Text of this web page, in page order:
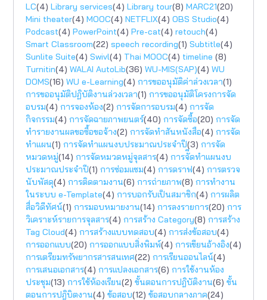
LC(4) Library services(4) Library tour(8) MARC21(20)
Mini theater(4) MOOC(4) NETFLIX(4) OBS Studio(4)
Podcast(4) PowerPoint(4) Pre-cat(4) retouch(4)
Smart Classroom(22) speech recording(1) Subtitle(4)
Sunlite Suite(4) Swivl(4) Thai MOOC(4) timeline (8)
Turnitin(4) WALAI AutoLib(36) WU-MIS(SAP)(4) WU
DOMS(16) WU e-Learning(4) การขออนุมัติค่าล่วงเวลา(1)
การขออนุมัติปฏิบัติงานล่วงเวลา(1) การขออนุมัติโครงการจัด
อบรม(4) การจองห้อง(2) การจัดการอบรม(4) การจัด
กิจกรรม(4) การจัดฉายภาพยนตร์(40) การจัดซื้อ(20) การจัด
ทำรายงานผลขอซื้อขอจ้าง(2) การจัดทำสันหนังสือ(4) การจัด
ทำแผน(1) การจัดทำแผนงบประมาณประจำปี(3) การจัด
หมวดหมู่(14) การจัดหมวดหมู่จุลสาร(4) การจัีดทำแผนงบ
ประมาณประจำปี(1) การซ่อมแซม(4) การดราฟ(4) การตรวจ
นับพัสดุ(4) การติดตามงาน(6) การถ่ายภาพ(8) การทำงาน
ในระบบ e-Template(4) การบอกรับเป็นสมาชิก(4) การผลิต
สื่อวิดีทัศน์(1) การมอบหมายงาน(14) การลงรายการ(20) การ
วิเคราะห์รายการจุลสาร(4) การสร้าง Category(8) การสร้าง
Tag Cloud(4) การสร้างแบบทดสอบ(4) การส่งข้อสอบ(4)
การออกแบบ(20) การออกแบบสิ่งพิมพ์(4) การเขียนอ้างอิง(4)
การเตรียมทรัพยากรสารสนเทศ(22) การเรียนออนไลน์(4)
การเสนอเอกสาร(4) การแปลงเอกสาร(6) การใช้งานห้อง
ประชุม(13) การใช้ห้องเรียน(2) ขั้นตอนการปฎิบัติงาน(6) ขั้น
ตอนการปฎิบิตงาน(4) ข้อสอบ(12) ข้อสอบกลางภาค(24)